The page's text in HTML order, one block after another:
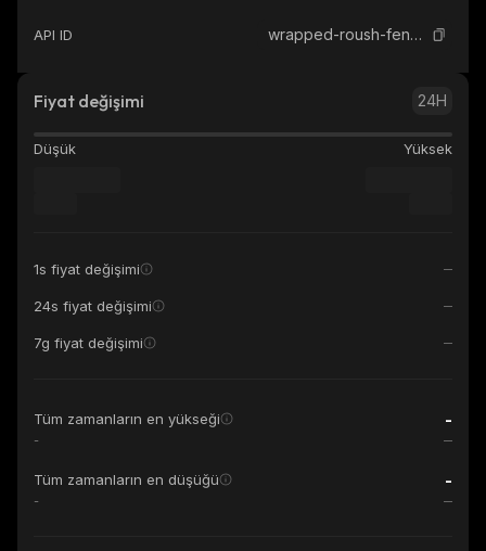
API ID wrapped-roush-fenway-keselowski-kayen
Fiyat değişimi 24H
Düşük Yüksek
1s fiyat değişimi
24s fiyat değişimi
7g fiyat değişimi
Tüm zamanların en yükseği -
-
Tüm zamanların en düşüğü -
-